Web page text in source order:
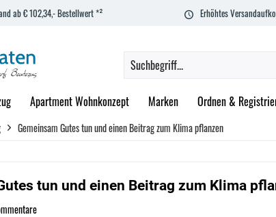
ab € 102,34,- Bestellwert *² Erhöhtes
Apartment Wohnkonzept Marken Ordnen &
Gemeinsam Gutes tun und einen Beitrag zum Klima pflanzen
tun und einen Beitrag zum Klima